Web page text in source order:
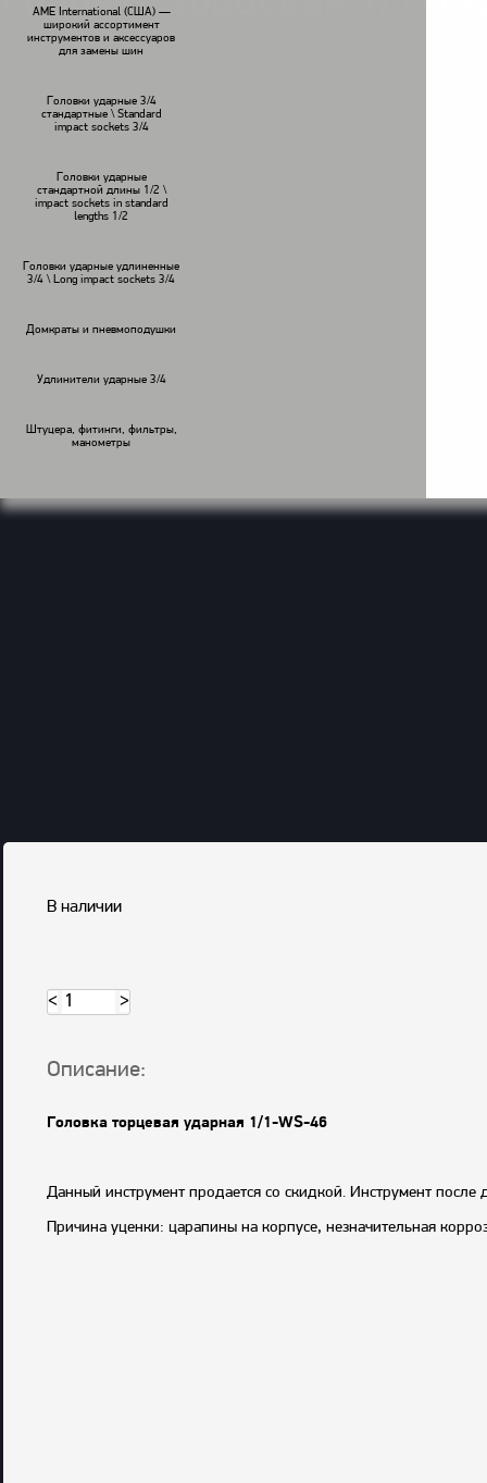
AME International (США) —
широкий ассортимент
инструментов и аксессуаров
для замены шин
Головки ударные 3/4
стандартные \ Standard
impact sockets 3/4
Головки ударные
стандартной длины 1/2 \
impact sockets in standard
lengths 1/2
Головки ударные удлиненные
3/4 \ Long impact sockets 3/4
Домкраты и пневмоподушки
Удлинители ударные 3/4
Штуцера, фитинги, фильтры,
манометры
В наличии
< >
Описание:
Головка торцевая ударная 1/1-WS-46
Данный инструмент продается со скидкой. Инструмент
Причина уценки: царапины на корпусе, незначительная